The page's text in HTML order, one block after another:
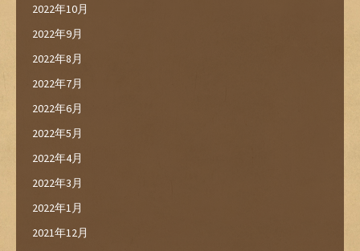
2022年10月
2022年9月
2022年8月
2022年7月
2022年6月
2022年5月
2022年4月
2022年3月
2022年1月
2021年12月